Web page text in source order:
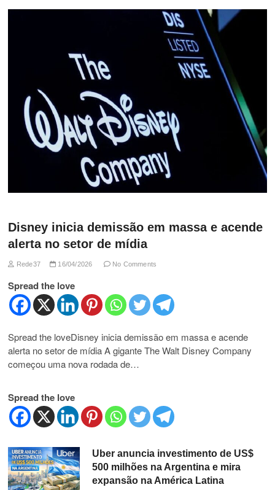
Disney inicia demissão em massa e acende
alerta no setor de mídia
Rede37 16/04/2026 No Comments
Spread the love
Spread the loveDisney inicia demissão em massa e acende
alerta no setor de mídia A gigante The Walt Disney Company
começou uma nova rodada de…
Spread the love
Uber anuncia investimento de US$
500 milhões na Argentina e mira
expansão na América Latina